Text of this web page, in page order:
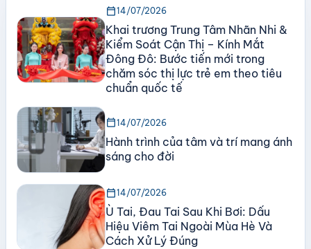
calendar_today14/07/2026
Khai trương Trung Tâm Nhãn Nhi &
Kiểm Soát Cận Thị – Kính Mắt
Đông Đô: Bước tiến mới trong
chăm sóc thị lực trẻ em theo tiêu
chuẩn quốc tế
calendar_today14/07/2026
Hành trình của tâm và trí mang ánh
sáng cho đời
calendar_today14/07/2026
Ù Tai, Đau Tai Sau Khi Bơi: Dấu
Hiệu Viêm Tai Ngoài Mùa Hè Và
Cách Xử Lý Đúng